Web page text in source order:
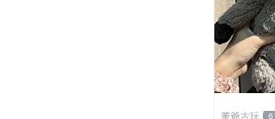
董爺古玩